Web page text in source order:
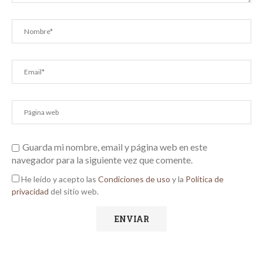
Guarda mi nombre, email y página web en este
navegador para la siguiente vez que comente.
He leído y acepto las Condiciones de uso y la Política de
privacidad del sitio web.